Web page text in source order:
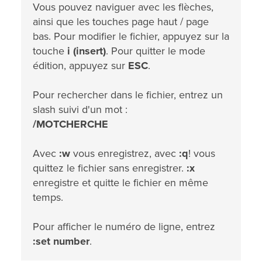
Vous pouvez naviguer avec les flèches,
ainsi que les touches page haut / page
bas. Pour modifier le fichier, appuyez sur la
touche i (insert). Pour quitter le mode
édition, appuyez sur ESC.
Pour rechercher dans le fichier, entrez un
slash suivi d'un mot :
/MOTCHERCHE
Avec :w vous enregistrez, avec :q! vous
quittez le fichier sans enregistrer. :x
enregistre et quitte le fichier en même
temps.
Pour afficher le numéro de ligne, entrez
:set number.